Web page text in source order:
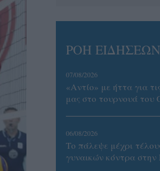
ΡΟΗ ΕΙΔΗΣΕΩΝ
07/08/2026
«Αντίο» με ήττα για
μας στο τουρνουά του
06/08/2026
Το πάλεψε μέχρι
γυναικών κόντρα στην